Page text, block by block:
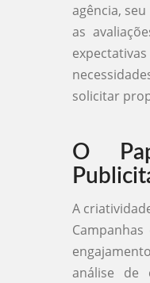
agência,
as
solicitar
O
A
análise de